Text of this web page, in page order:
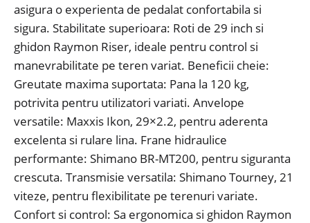
asigura o experienta de pedalat confortabila si
sigura. Stabilitate superioara: Roti de 29 inch si
ghidon Raymon Riser, ideale pentru control si
manevrabilitate pe teren variat. Beneficii cheie:
Greutate maxima suportata: Pana la 120 kg,
potrivita pentru utilizatori variati. Anvelope
versatile: Maxxis Ikon, 29×2.2, pentru aderenta
excelenta si rulare lina. Frane hidraulice
performante: Shimano BR-MT200, pentru siguranta
crescuta. Transmisie versatila: Shimano Tourney, 21
viteze, pentru flexibilitate pe terenuri variate.
Confort si control: Sa ergonomica si ghidon Raymon